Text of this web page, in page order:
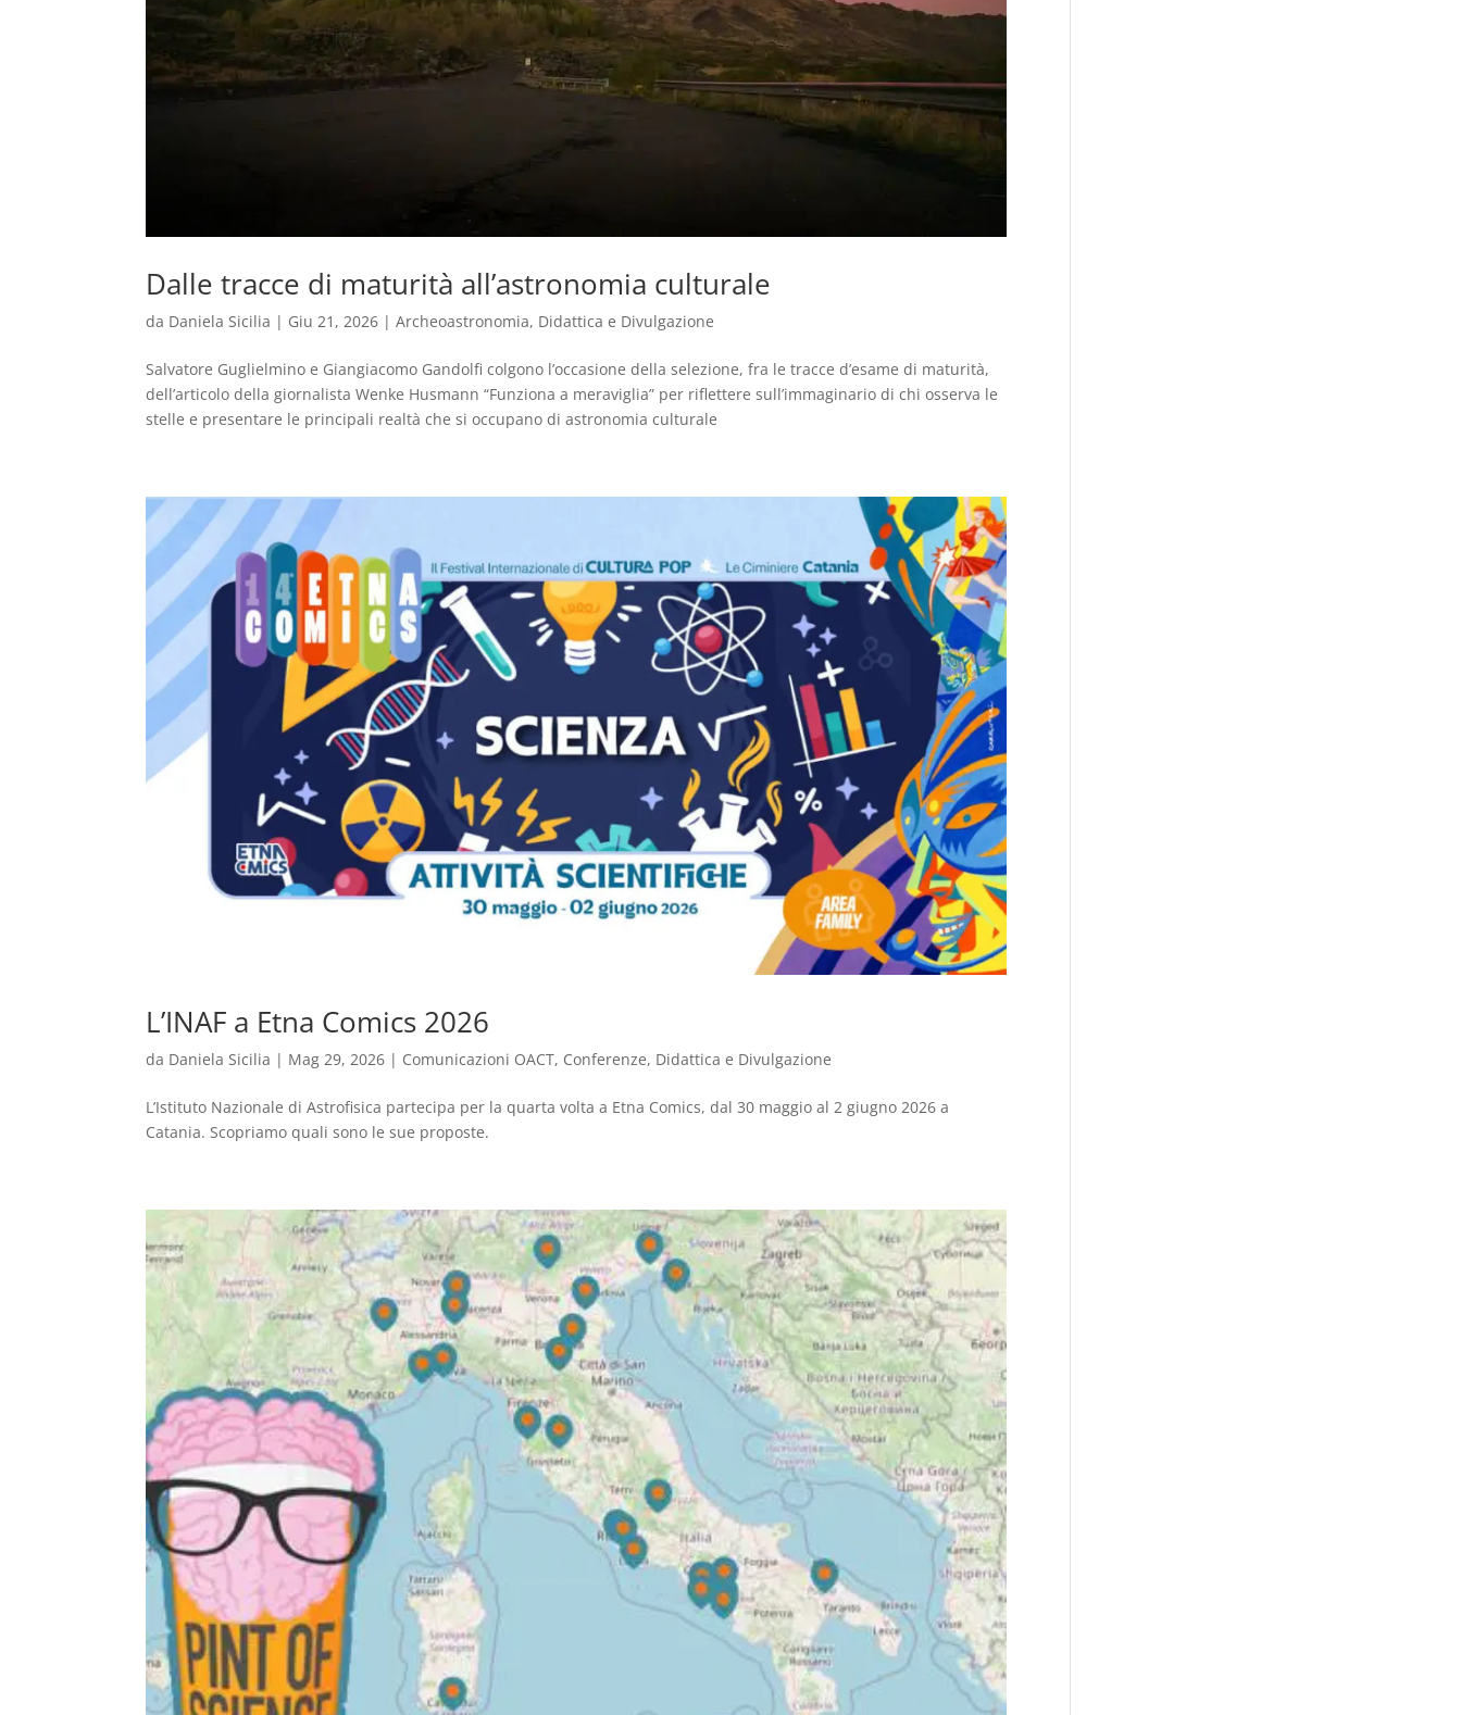
Dalle tracce di maturità all’astronomia culturale
da Daniela Sicilia | Giu 21, 2026 |Archeoastronomia, Didattica e Divulgazione
Salvatore Guglielmino e Giangiacomo Gandolfi colgono l’occasione della selezione, fra le tracce d’esame di maturità,
dell’articolo della giornalista Wenke Husmann “Funziona a meraviglia” per riflettere sull’immaginario di chi osserva le
stelle e presentare le principali realtà che si occupano di astronomia culturale
L’INAF a Etna Comics 2026
da Daniela Sicilia | Mag 29, 2026 | Comunicazioni OACT, Conferenze, Didattica e Divulgazione
L’Istituto Nazionale di Astrofisica partecipa per la quarta volta a Etna Comics, dal 30 maggio al 2 giugno 2026 a
Catania. Scopriamo quali sono le sue proposte.